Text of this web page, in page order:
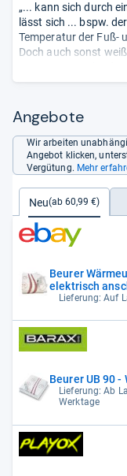
„... kann sich durch
lässt sich ... bspw.
Temperatur der Fuß-
Doch auch sonst
aus neun
die
anderen ...“
Angebote
Wir arbeiten
Angebot klicken,
Vergütung. Mehr
Neu(ab 60,99 €)
Beurer
elektrisch
Schutzkomfo
Lieferung: Auf
Beurer UB 90
Lieferung: Ab
Werktage